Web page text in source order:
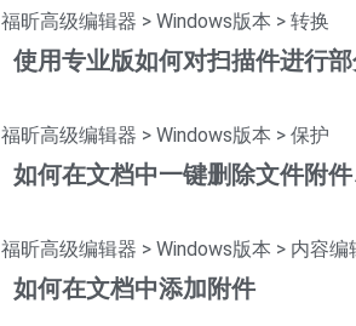
福昕高级编辑器 > Windows版本 > 转换
使用专业版如何对扫描件进行
福昕高级编辑器 > Windows版本 > 保护
如何在文档中一键删除文件附
福昕高级编辑器 > Windows版本 > 内容编
如何在文档中添加附件